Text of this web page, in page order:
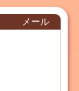
メール